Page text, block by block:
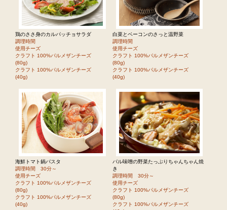
鶏のささ身のカルパッチョサラダ
調理時間
使用チーズ
クラフト 100%パルメザンチーズ
(80g)
クラフト 100%パルメザンチーズ
(40g)
白菜とベーコンのさっと温野菜
調理時間
使用チーズ
クラフト 100%パルメザンチーズ
(80g)
クラフト 100%パルメザンチーズ
(40g)
海鮮トマト鍋パスタ
調理時間 30分～
使用チーズ
クラフト 100%パルメザンチーズ
(80g)
クラフト 100%パルメザンチーズ
(40g)
パル味噌の野菜たっぷりちゃんちゃん焼
き
調理時間 30分～
使用チーズ
クラフト 100%パルメザンチーズ
(80g)
クラフト 100%パルメザンチーズ